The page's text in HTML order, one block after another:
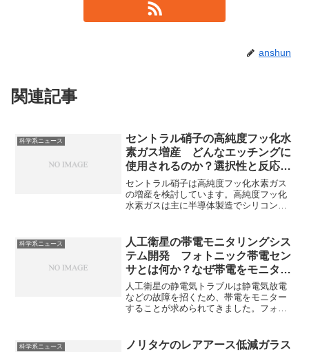
anshun
関連記事
科学系ニュース
セントラル硝子の高純度フッ化水
素ガス増産 どんなエッチングに
使用されるのか？選択性と反応性
を両立できる理由は何か？
セントラル硝子は高純度フッ化水素ガス
の増産を検討しています。高純度フッ化
水素ガスは主に半導体製造でシリコン酸
す。フッ化水素ガスがシリコン酸化膜を
選択的に除去できる理由を知ることがで
きます。
科学系ニュース
人工衛星の帯電モニタリングシス
テム開発 フォトニック帯電セン
サとは何か？なぜ帯電をモニター
することが重要なのか？
人工衛星の静電気トラブルは静電気放電
などの故障を招くため、帯電をモニター
することが求められてきました。フォト
するのかを知ることができます。
科学系ニュース
ノリタケのレアアース低減ガラス